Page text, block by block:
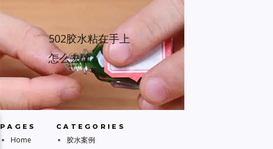
502胶水粘在手上
怎么去除
PAGES
Home
CATEGORIES
胶水案例